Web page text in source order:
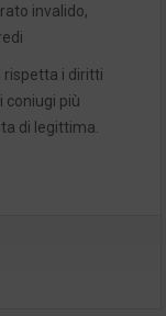
invalido,
rispetta i diritti
coniugi più
di legittima.